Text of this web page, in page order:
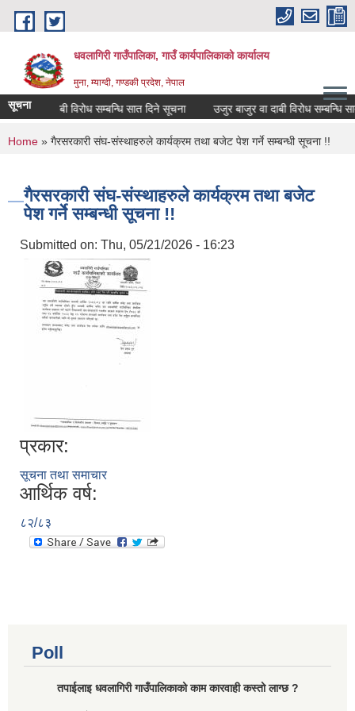
Skip to main content
धवलागिरी गाउँपालिका, गाउँ कार्यपालिकाको कार्यालय
मुना, म्याग्दी, गण्डकी प्रदेश, नेपाल
सूचनावा दाबी विरोध सम्बन्धि सात दिने सूचना उजुर बाजुर वा दाबी विरोध सम्बन्धि सात
You are here
Home » गैरसरकारी संघ-संस्थाहरुले कार्यक्रम तथा बजेट पेश गर्ने सम्बन्धी सूचना !!
गैरसरकारी संघ-संस्थाहरुले कार्यक्रम तथा बजेट
पेश गर्ने सम्बन्धी सूचना !!
Submitted on: Thu, 05/21/2026 - 16:23
प्रकार:
सूचना तथा समाचार
आर्थिक वर्ष:
८२/८३
Poll
तपाईलाइ धवलागिरी गाउँपालिकाको काम कारवाही कस्तो लाग्छ ?